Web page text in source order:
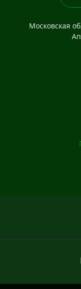
Московская